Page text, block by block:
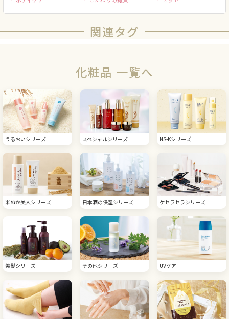
関連タグ
化粧品 一覧へ
うるおいシリーズ スペシャルシリーズ NS-Kシリーズ
米ぬか美人シリーズ 日本酒の保湿シリーズ ケセラセラシリーズ
美髪シリーズ その他シリーズ UVケア